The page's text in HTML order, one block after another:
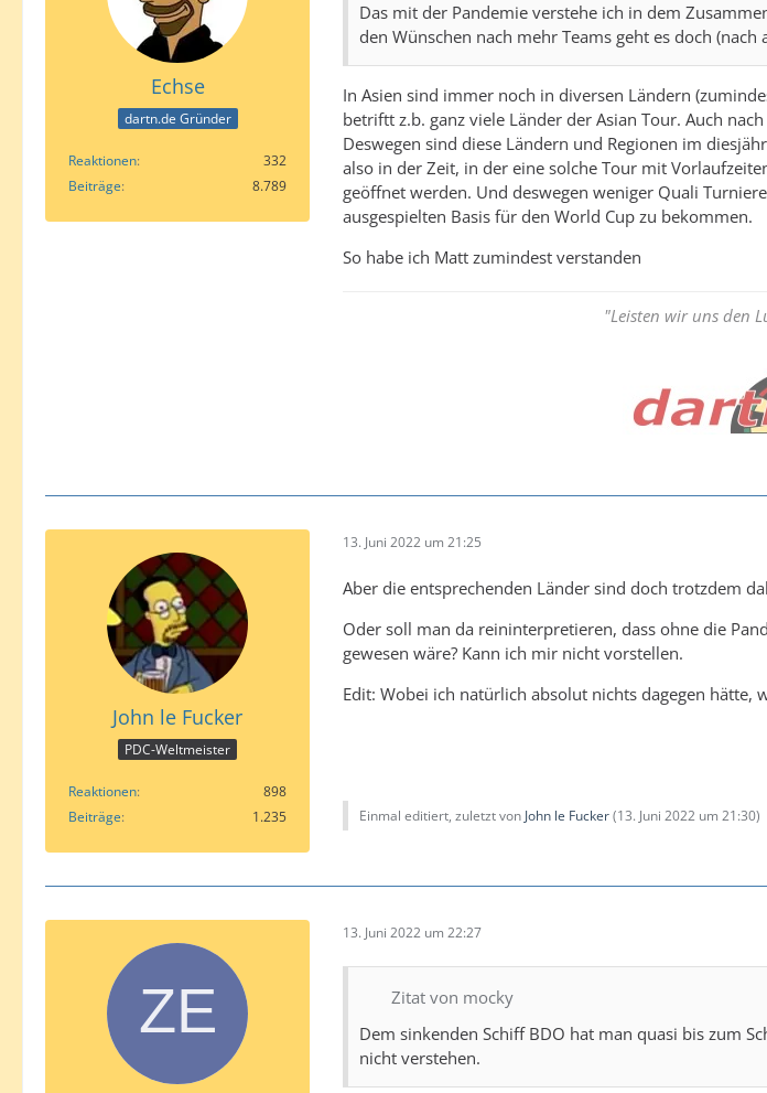
Echse
dartn.de Gründer
Reaktionen
332
Beiträge
8.789
Das mit der Pandemie verstehe ich in dem
den Wünschen nach mehr Teams geht es doch
In Asien sind immer noch in diversen Ländern
betriftt z.b. ganz viele Länder der Asian Tour. Auch
Deswegen sind diese Ländern und Regionen im
also in der Zeit, in der eine solche Tour mit
geöffnet werden. Und deswegen weniger Quali
ausgespielten Basis für den World Cup zu bekommen.
So habe ich Matt zumindest verstanden
"Leisten wir uns den
John le Fucker
PDC-Weltmeister
Reaktionen
898
Beiträge
1.235
13. Juni 2022 um 21:25
Aber die entsprechenden Länder sind doch trotzdem
Oder soll man da reininterpretieren, dass ohne die
gewesen wäre? Kann ich mir nicht vorstellen.
Edit: Wobei ich natürlich absolut nichts dagegen hätte,
Einmal editiert, zuletzt vonJohn le Fucker(13. Juni 2022 um 21:30)
13. Juni 2022 um 22:27
Zitat von mocky
Dem sinkenden Schiff BDO hat man quasi bis zum
nicht verstehen.